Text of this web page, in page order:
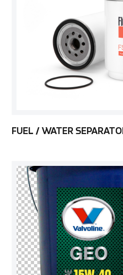
FUEL / WATER